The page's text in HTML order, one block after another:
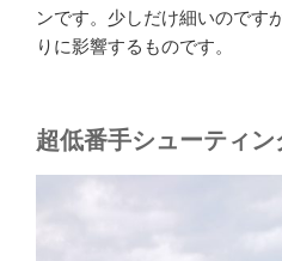
ンです。少しだけ細いのです
りに影響するものです。
超低番手シューティン